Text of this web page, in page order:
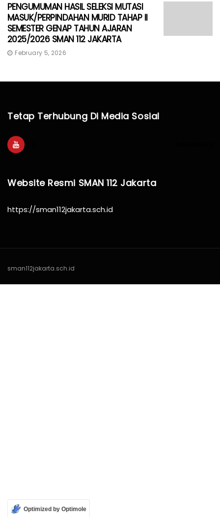
PENGUMUMAN HASIL SELEKSI MUTASI
MASUK/PERPINDAHAN MURID TAHAP II
SEMESTER GENAP TAHUN AJARAN
2025/2026 SMAN 112 JAKARTA
February 5, 2026
Tetap Terhubung Di Media Sosial
Website Resmi SMAN 112 Jakarta
https://sman112jakarta.sch.id
sman112jakarta.sch.id
Optimized by Optimole